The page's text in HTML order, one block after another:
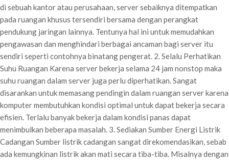
di sebuah kantor atau perusahaan, server sebaiknya ditempatkan
pada ruangan khusus tersendiri bersama dengan perangkat
pendukung jaringan lainnya. Tentunya hal ini untuk memudahkan
pengawasan dan menghindari berbagai ancaman bagi server itu
sendiri seperti contohnya binatang pengerat. 2. Selalu Perhatikan
Suhu Ruangan Karena server bekerja selama 24 jam nonstop maka
suhu ruangan dalam server juga perlu diperhatikan. Sangat
disarankan untuk memasang pendingin dalam ruangan server karena
komputer membutuhkan kondisi optimal untuk dapat bekerja secara
efisien. Terlalu banyak bekerja dalam kondisi panas dapat
menimbulkan beberapa masalah. 3. Sediakan Sumber Energi Listrik
Cadangan Sumber listrik cadangan sangat direkomendasikan, sebab
ada kemungkinan listrik akan mati secara tiba-tiba. Misalnya dengan